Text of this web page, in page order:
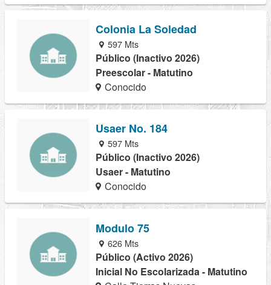
Colonia La Soledad
597 Mts
Público (Inactivo 2026)
Preescolar - Matutino
Conocido
Usaer No. 184
597 Mts
Público (Inactivo 2026)
Usaer - Matutino
Conocido
Modulo 75
626 Mts
Público (Activo 2026)
Inicial No Escolarizada - Matutino